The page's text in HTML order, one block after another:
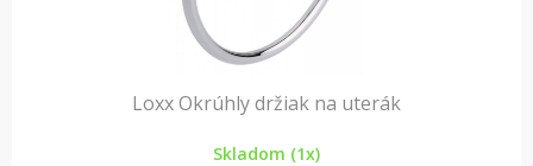
Loxx Okrúhly držiak na uterák
Skladom (1x)